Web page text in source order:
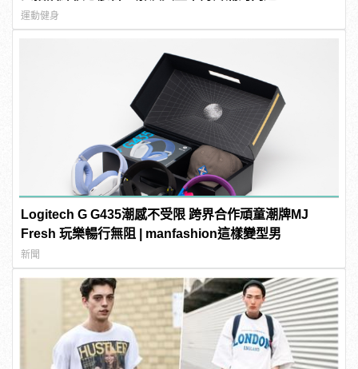
運動健身
Logitech G G435潮感不受限 跨界合作頑童潮牌MJ
Fresh 玩樂暢行無阻 | manfashion這樣變型男
新聞